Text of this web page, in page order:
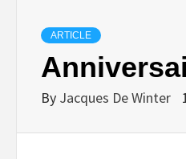
ARTICLE
By Jacques De Winter